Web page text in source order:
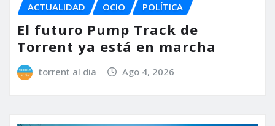
ACTUALIDAD OCIO POLÍTICA
El futuro Pump Track de
Torrent ya está en marcha
torrent al dia Ago 4, 2026